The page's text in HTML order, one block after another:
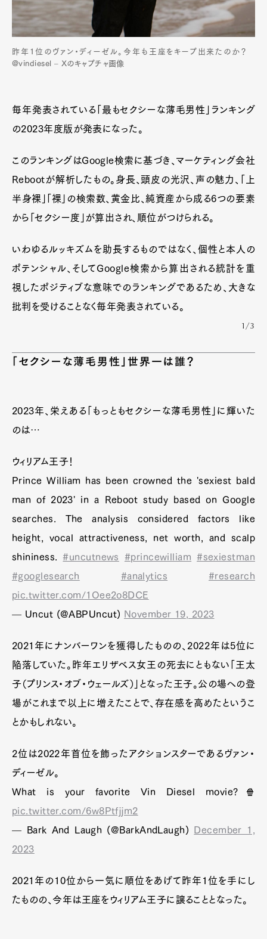
昨年1位のヴァン・ディーゼル。今年も王座をキープ出来たのか？
@vindiesel – Xのキャプチャ画像
毎年発表されている「最もセクシーな薄毛男性」ランキング
の2023年度版が発表になった。
このランキングはGoogle検索に基づき、マーケティング会社
Rebootが解析したもの。身長、頭皮の光沢、声の魅力、「上
半身裸」「裸」の検索数、黄金比、純資産から成る6つの要素
から「セクシー度」が算出され、順位がつけられる。
いわゆるルッキズムを助長するものではなく、個性と本人の
ポテンシャル、そしてGoogle検索から算出される統計を重
視したポジティブな意味でのランキングであるため、大きな
批判を受けることなく毎年発表されている。
1/3
「セクシーな薄毛男性」世界一は誰？
2023年、栄えある「もっともセクシーな薄毛男性」に輝いた
のは…
ウィリアム王子！
Prince William has been crowned the 'sexiest bald
man of 2023' in a Reboot study based on Google
searches. The analysis considered factors like
height, vocal attractiveness, net worth, and scalp
shininess.#uncutnews #princewilliam
#sexiestman
#googlesearch
#analytics
#research
pic.twitter.com/1Oee2o8DCE
— Uncut (@ABPUncut) November 19, 2023
2021年にナンバーワンを獲得したものの、2022年は5位に
陥落していた。昨年エリザベス女王の死去にともない「王太
子（プリンス・オブ・ウェールズ）」となった王子。公の場への登
場がこれまで以上に増えたことで、存在感を高めたというこ
とかもしれない。
2位は2022年首位を飾ったアクションスターであるヴァン・
ディーゼル。
What is your favorite Vin Diesel movie?🍿
pic.twitter.com/6w8Ptfjjm2
— Bark And Laugh (@BarkAndLaugh)
December 1,
2023
2021年の10位から一気に順位をあげて昨年1位を手にし
たものの、今年は王座をウィリアム王子に譲ることとなった。